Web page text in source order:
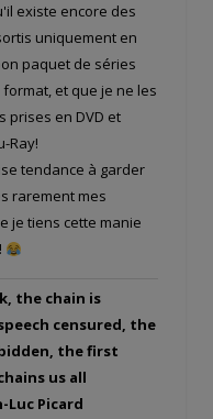
existe encore des
uniquement en
paquet de séries
et que je ne les
prises en DVD et
Ray!
tendance à garder
rarement mes
je tiens cette manie
the chain is
censured, the
the first
us all
Luc Picard